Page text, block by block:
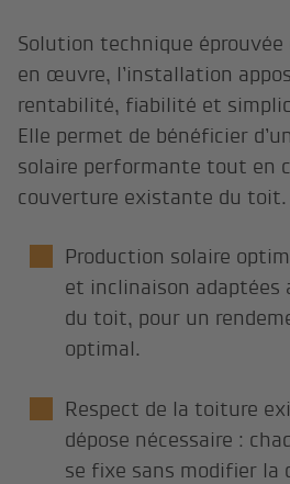
Solution technique
en œuvre, l’installation
rentabilité, fiabilité et
Elle permet de bénéficier
solaire performante tout en
couverture existante du toit.
Production solaire
et inclinaison adaptées
du toit, pour un
optimal.
Respect de la toiture
dépose nécessaire :
se fixe sans modifier la